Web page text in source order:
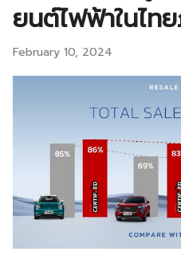
ยนต์ไฟฟ้าในไท
February 10, 2024